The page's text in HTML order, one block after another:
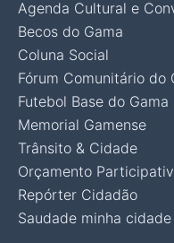
Agenda Cultural e
Becos do Gama
Coluna Social
Fórum Comunitário do
Futebol Base do Gama
Memorial Gamense
Trânsito & Cidade
Orçamento
Repórter Cidadão
Saudade minha cidade